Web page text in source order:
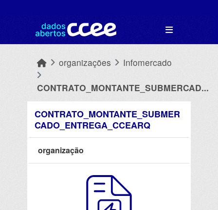
organizações Infomercado
CONTRATO_MONTANTE_SUBMERCAD...
CONTRATO_MONTANTE_SUBMER
CADO_ENTREGA_CCEARQ
organização